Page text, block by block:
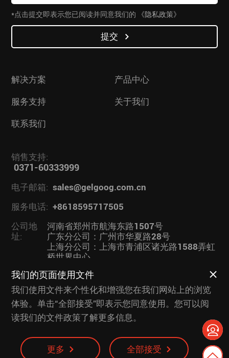
我们的页面使用文件
我们使用文件来个性化和增强您在我们网站上的浏览
体验。单击“全部接受”即表示您同意使用。您可以阅
读我们的文件政策了解更多信息。
更多 全部接受
*点击提交即表示您已阅读并同意我们的 《隐私政策》
提交
解决方案 产品中心
服务支持 关于我们
联系我们
销售支持:
0371-60333999
电子邮箱: sales@gelgoog.com.cn
服务电话: +8618595717505
公司地
址:
河南省郑州市航海东路1507号
广东分公司：广州市华夏路28号
上海分公司：上海市青浦区诸光路1588弄虹
桥世界中心
业务链接： 果蔬加工设备
2020030649号-1
隐私政策 免责声明 使用条款 网站地图